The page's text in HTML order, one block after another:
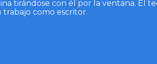
tirándose con él por la ventana. El
como escritor.